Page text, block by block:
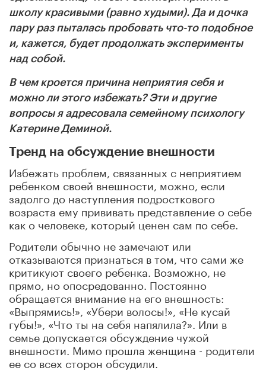
школу красивыми (равно худыми). Да и дочка
пару раз пыталась пробовать что-то подобное
и, кажется, будет продолжать эксперименты
над собой.
В чем кроется причина неприятия себя и
можно ли этого избежать? Эти и другие
вопросы я адресовала семейному психологу
Катерине Деминой.
Тренд на обсуждение внешности
Избежать проблем, связанных с неприятием
ребенком своей внешности, можно, если
задолго до наступления подросткового
возраста ему прививать представление о себе
как о человеке, который ценен сам по себе.
Родители обычно не замечают или
отказываются признаться в том, что сами же
критикуют своего ребенка. Возможно, не
прямо, но опосредованно. Постоянно
обращается внимание на его внешность:
«Выпрямись!», «Убери волосы!», «Не кусай
губы!», «Что ты на себя напялила?». Или в
семье допускается обсуждение чужой
внешности. Мимо прошла женщина - родители
ее со всех сторон обсудили.